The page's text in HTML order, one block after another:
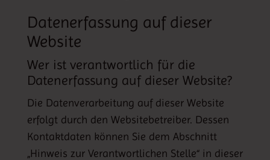
Datenerfassung auf dieser
Website
Wer ist verantwortlich für die
Datenerfassung auf dieser Website?
Die Datenverarbeitung auf dieser Website
erfolgt durch den Websitebetreiber. Dessen
Kontaktdaten können Sie dem Abschnitt
„Hinweis zur Verantwortlichen Stelle“ in dieser